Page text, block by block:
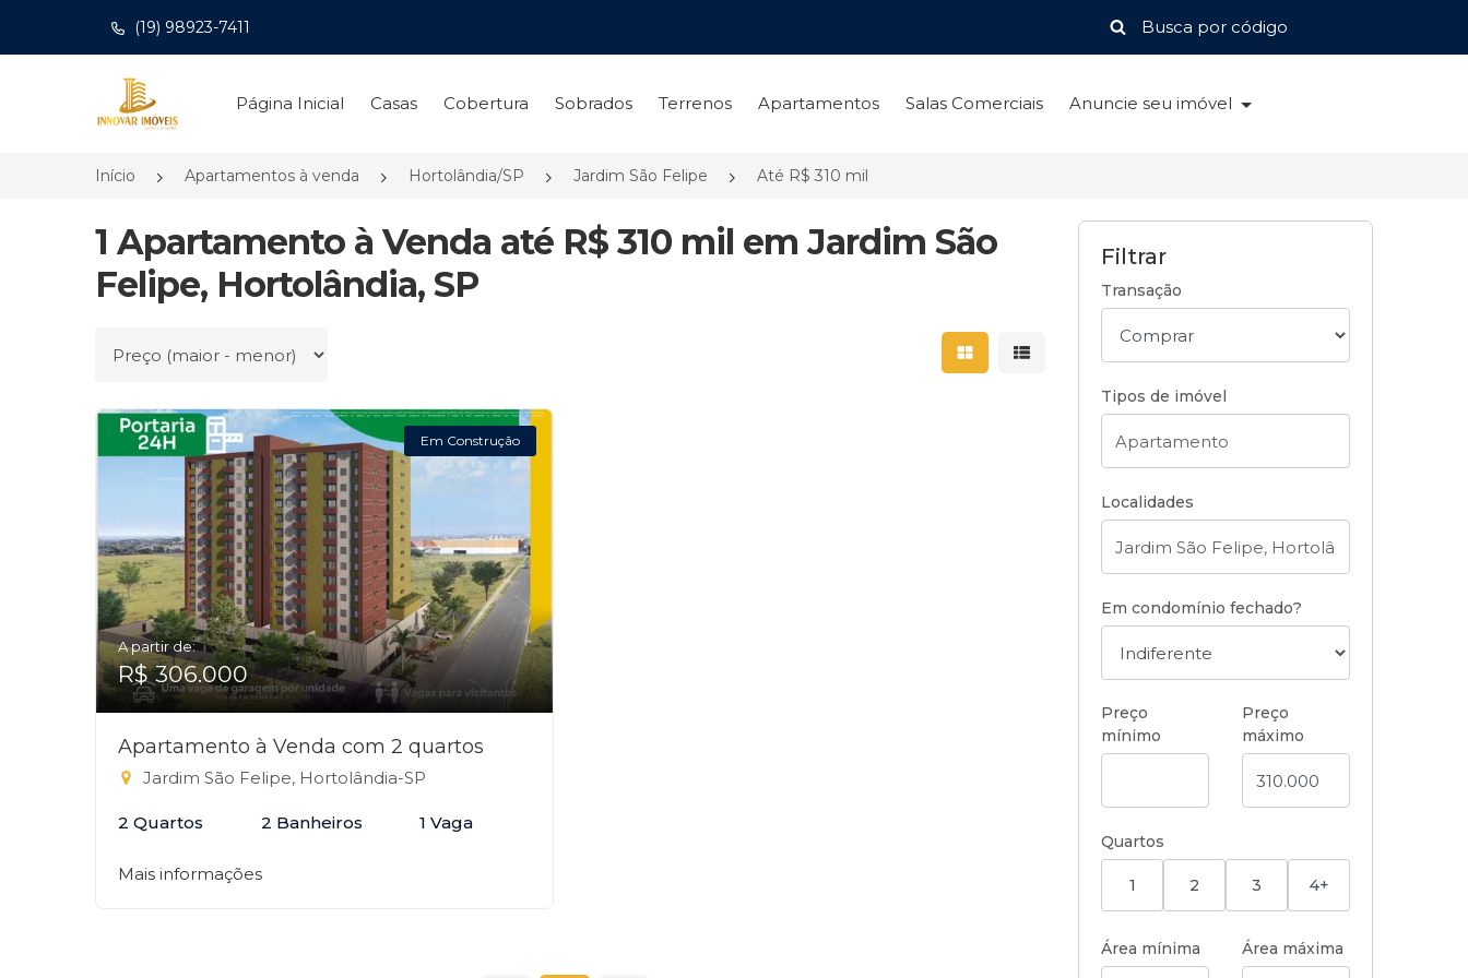
(19) 98923-7411
Página inicial
Página Inicial Casas Cobertura Sobrados Terrenos Apartamentos Salas Comerciais Anuncie seu imóvel
Início Apartamentos à venda Hortolândia/SP Jardim São Felipe Até R$ 310 mil
1 Apartamento à Venda até R$ 310 mil em Jardim São
Felipe, Hortolândia, SP
Ordenar por Mostrar resultados em grade
Mostrar resultados em lista
Em Construção
A partir de:
R$ 306.000
Apartamento à Venda com 2 quartos
Jardim São Felipe, Hortolândia-SP
2 Quartos 2 Banheiros 1 Vaga
Mais informações
Filtrar
Transação
Tipos de imóvel
Localidades
Em condomínio fechado?
Preço
mínimo
Preço
máximo
Quartos
1 2 3 4+
Área mínima Área máxima